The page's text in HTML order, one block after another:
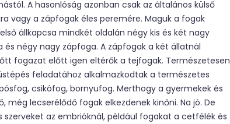
A hasonlóság azonban csak az általános külső
vagy a zápfogak éles peremére. Maguk a fogak
állkapcsa mindkét oldalán négy kis és két nagy
négy nagy zápfoga. A zápfogak a két állatnál
fogazat előtt igen eltérők a tejfogak. Természetesen
feladatához alkalmazkodtak a természetes
csikófog, bornyufog. Merthogy a gyermekek és
még lecserélődő fogak elkezdenek kinőni. Na jó. De
szerveket az embrióknál, például fogakat a cetfélék és